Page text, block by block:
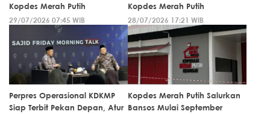
Kopdes Merah Putih
29/07/2026 07:45 WIB
Kopdes Merah Putih
28/07/2026 17:21 WIB
Perpres Operasional KDKMP
Siap Terbit Pekan Depan, Atur
Kopdes Merah Putih Salurkan
Bansos Mulai September